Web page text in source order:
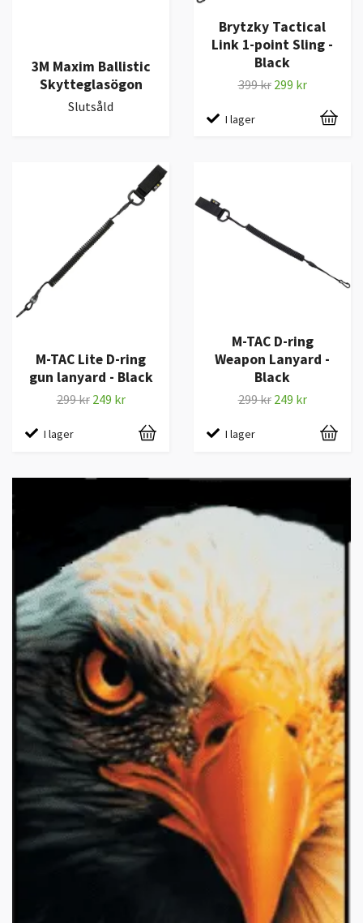
3M Maxim Ballistic
Skytteglasögon
Slutsåld
Brytzky Tactical
Link 1-point Sling -
Black
399 kr 299 kr
I lager
M-TAC Lite D-ring
gun lanyard - Black
299 kr 249 kr
I lager
M-TAC D-ring
Weapon Lanyard -
Black
299 kr 249 kr
I lager